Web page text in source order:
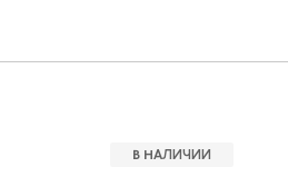
В НАЛИЧИИ